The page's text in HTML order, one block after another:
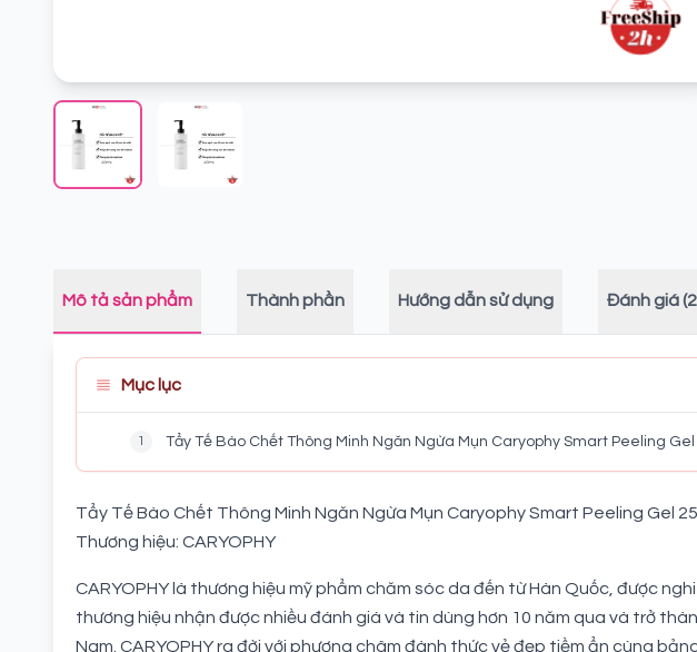
Mô tả sản phẩm Thành phần Hướng dẫn sử dụng Đánh giá
Mục lục
1 Tẩy Tế Bào Chết Thông Minh Ngăn Ngừa Mụn Caryophy Smart Peeling Gel
Tẩy Tế Bào Chết Thông Minh Ngăn Ngừa Mụn Caryophy Smart Peeling Gel
Thương hiệu: CARYOPHY
CARYOPHY là thương hiệu mỹ phẩm chăm sóc da đến từ Hàn Quốc, được
thương hiệu nhận được nhiều đánh giá và tin dùng hơn 10 năm qua và trở
Nam. CARYOPHY ra đời với phương châm đành thức vẻ đẹp tiềm ẩn cùng